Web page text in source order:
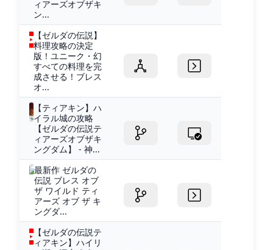
ィアーズオブザキ
ン...
【ゼルダの伝説】
料理攻略の決定
版！ユニーク・幻
すべての料理を完
成させる！ブレス
オ...
【ティアキン】ハ
イラル城の攻略
【ゼルダの伝説テ
ィアーズオブザキ
ングダム】 - 神...
最新作 ゼルダの
伝説 ブレス オブ
ザ ワイルド ティ
アーズ オブ ザ キ
ングダ...
【ゼルダの伝説テ
ィアキン】ハイリ